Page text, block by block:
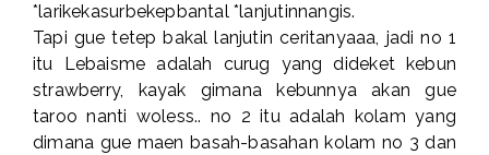
*larikekasurbekepbantal *lanjutinnangis.
Tapi gue tetep bakal lanjutin ceritanyaaa, jadi no 1
itu Lebaisme adalah curug yang dideket kebun
strawberry, kayak gimana kebunnya akan gue
taroo nanti woless.. no 2 itu adalah kolam yang
dimana gue maen basah-basahan kolam no 3 dan